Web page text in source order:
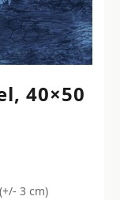
40×50
3 cm)